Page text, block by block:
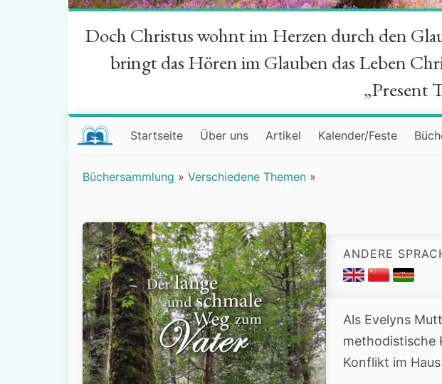
“
Doch Christus wohnt im Herzen durch den
bringt das Hören im Glauben das Leben
„Present
Startseite Über uns Artikel Kalender/Feste
Büchersammlung » Verschiedene Themen »
ANDERE
Als Evelyns
methodistische
Konflikt im